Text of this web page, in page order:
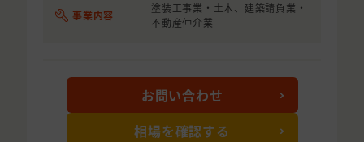
事業内容
塗装工事業・土木、建築請負業・
不動産仲介業
お問い合わせ
相場を確認する